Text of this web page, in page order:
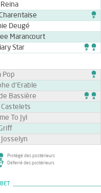

Deugé
Marancourt
Star 
Pop 
d'Erable
Bassière 
Castelets
To Jyl
Josselyn
Protégé des postérieurs
Déferré des postérieurs